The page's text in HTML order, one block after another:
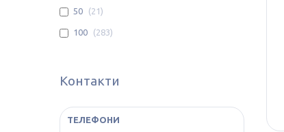
50 21
100 283
Контакти